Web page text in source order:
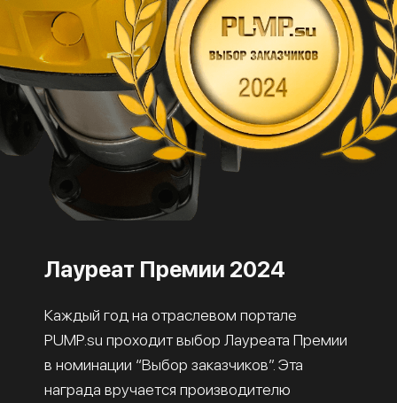
Лауреат Премии 2024
Каждый год на отраслевом портале
PUMP.su проходит выбор Лауреата Премии
в номинации “Выбор заказчиков”. Эта
награда вручается производителю